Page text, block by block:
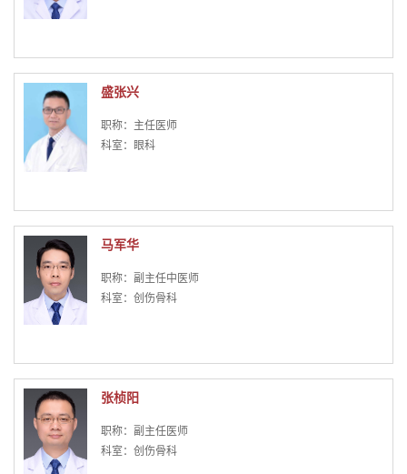
盛张兴
职称：主任医师
科室：眼科
马军华
职称：副主任中医师
科室：创伤骨科
张桢阳
职称：副主任医师
科室：创伤骨科